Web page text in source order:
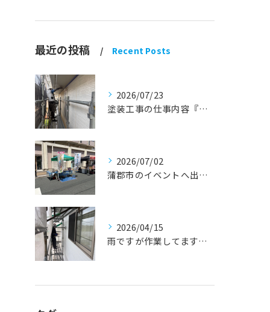
最近の投稿 Recent Posts
2026/07/23
塗装工事の仕事内容『蒲郡市・岡崎市 外壁塗装・屋根塗装・雨漏り修理』
2026/07/02
蒲郡市のイベントへ出店しました！『外壁塗装・屋根塗装・雨漏り修理』
2026/04/15
雨ですが作業してます！『蒲郡市・岡崎市 外壁塗装・屋根塗装・雨漏り修理』